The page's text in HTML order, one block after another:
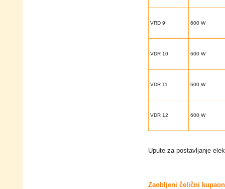
VRD 9 600 W
VDR 10 600 W
VDR 11 600 W
VDR 12 600 W
Upute za postavljanje
Zaobljeni čelični